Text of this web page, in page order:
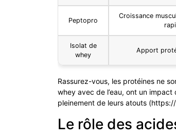
Peptopro
Croissance
Isolat de
whey
Apport
Rassurez-vous, les protéines ne
whey avec de l’eau, ont un
pleinement de leurs atouts
Le rôle des